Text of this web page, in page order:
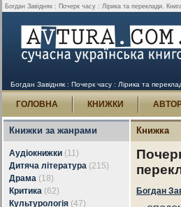
Богдан Завідняк : Почерк часу : Лірика та переклади.
Богдан Завідняк : Почерк часу : Лірика та
ГОЛОВНА КНИЖКИ
Книжки за жанрами
Аудіокнижки (11)
Дитяча література (215)
Драма (18)
Критика (62)
Культурологія (47)
Книжка
Богдан